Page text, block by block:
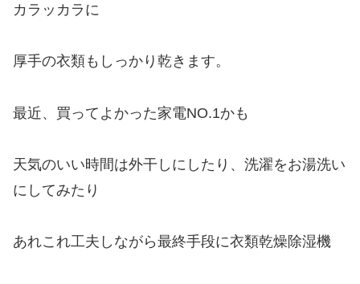
カラッカラに
厚手の衣類もしっかり乾きます。
最近、買ってよかった家電NO.1かも
天気のいい時間は外干しにしたり、洗濯をお湯洗い
にしてみたり
あれこれ工夫しながら最終手段に衣類乾燥除湿機